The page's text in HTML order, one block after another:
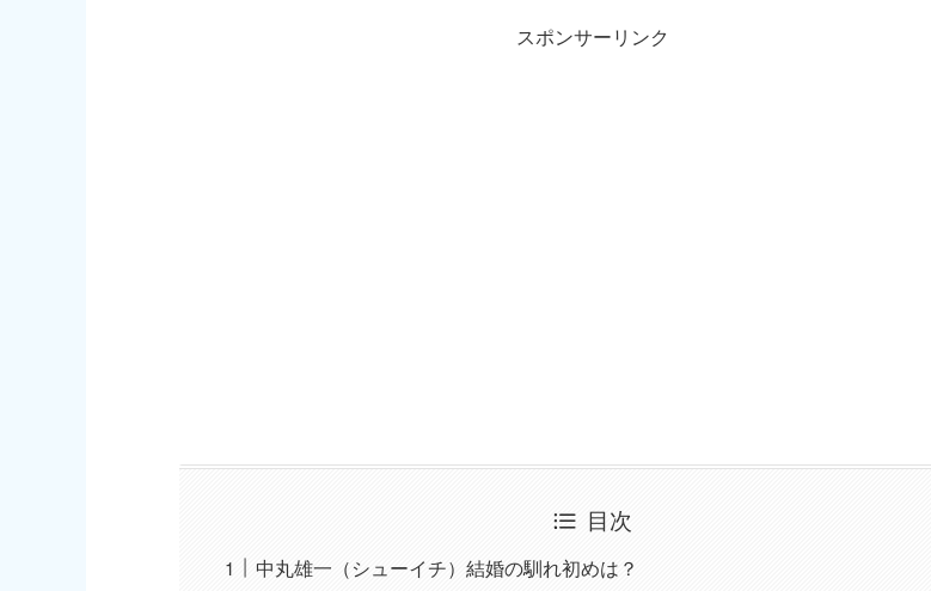
スポンサーリンク
目次
中丸雄一（シューイチ）結婚の馴れ初めは？